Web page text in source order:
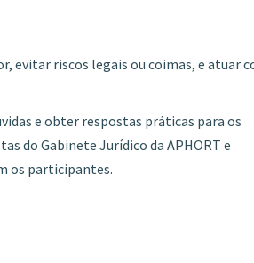
evitar riscos legais ou coimas, e atuar
e obter respostas práticas para os
do Gabinete Jurídico da APHORT e
os participantes.